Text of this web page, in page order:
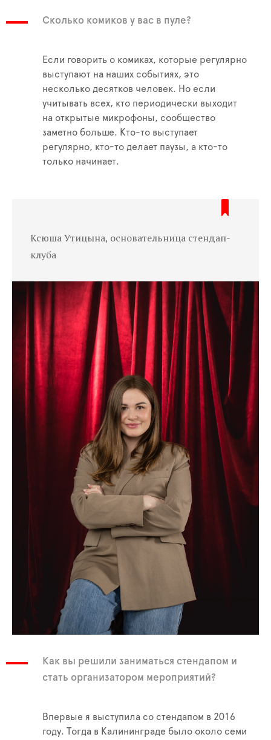
Сколько комиков у вас в пуле?
Если говорить о комиках, которые регулярно
выступают на наших событиях, это
несколько десятков человек. Но если
учитывать всех, кто периодически выходит
на открытые микрофоны, сообщество
заметно больше. Кто-то выступает
регулярно, кто-то делает паузы, а кто-то
только начинает.
Ксюша Утицына, основательница стендап-
клуба
Как вы решили заниматься стендапом и
стать организатором мероприятий?
Впервые я выступила со стендапом в 2016
году. Тогда в Калининграде было около семи